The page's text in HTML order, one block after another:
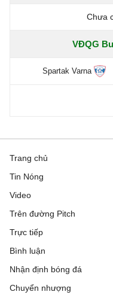
Chưa
VĐQG
Spartak Varna
Trang chủ
Tin Nóng
Video
Trên đường Pitch
Trực tiếp
Bình luận
Nhận định bóng đá
Chuyển nhượng